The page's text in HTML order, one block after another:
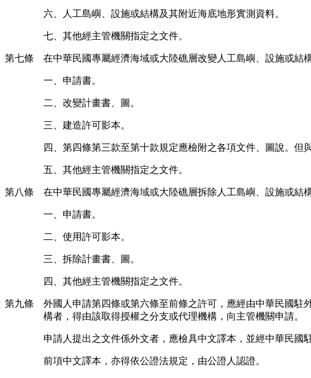
六、人工島嶼、設施或結構及其附近海底地形實測資料。
七、其他經主管機關指定之文件。
第七條 在中華民國專屬經濟海域或大陸礁層改變人工島嶼、設施或結
一、申請書。
二、改變計畫書、圖。
三、建造許可影本。
四、第四條第三款至第十款規定應檢附之各項文件、圖說。但
五、其他經主管機關指定之文件。
第八條 在中華民國專屬經濟海域或大陸礁層拆除人工島嶼、設施或結
一、申請書。
二、使用許可影本。
三、拆除計畫書、圖。
四、其他經主管機關指定之文件。
第九條 外國人申請第四條或第六條至前條之許可，應經由中華民國駐
構者，得由該取得授權之分支或代理機構，向主管機關申請。
申請人提出之文件係外文者，應檢具中文譯本，並經中華民國
前項中文譯本，亦得依公證法規定，由公證人認證。